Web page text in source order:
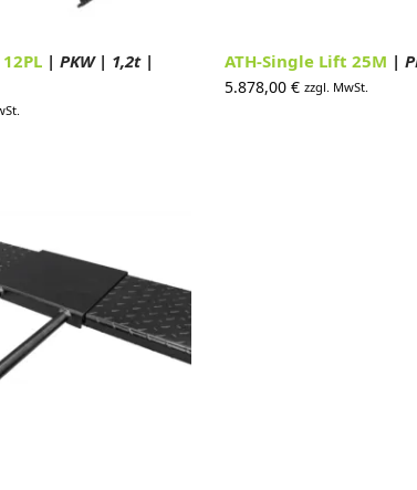
| PKW | 1,2t |
ATH-Single Lift 25M |
5.878,00 € zzgl. MwSt.